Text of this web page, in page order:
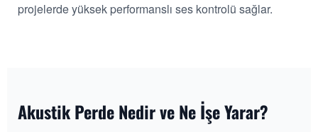
projelerde yüksek performanslı ses kontrolü sağlar.
Akustik Perde Nedir ve Ne İşe Yarar?